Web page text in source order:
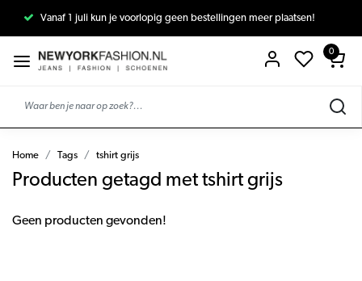
Vanaf 1 juli kun je voorlopig geen bestellingen meer plaatsen!
0
Home Tags tshirt grijs
Producten getagd met tshirt grijs
Geen producten gevonden!